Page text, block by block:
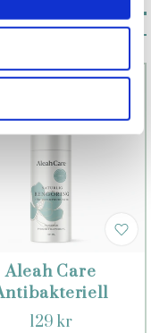
Aleah Care
rengöring
129 kr